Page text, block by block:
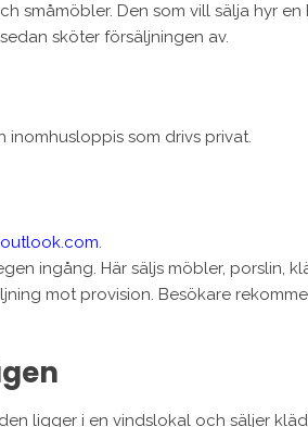
småmöbler. Den som vill sälja hyr en
sköter försäljningen av.
inomhusloppis som drivs privat.
.
ingång. Här säljs möbler, porslin,
mot provision. Besökare
ligger i en vindslokal och säljer